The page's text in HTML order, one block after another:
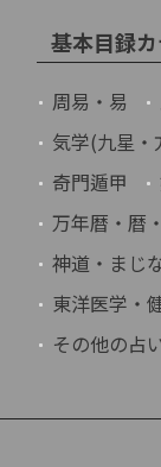
基本目録
周易・易
気学(九星・
奇門遁甲
万年暦・暦
神道・まじ
東洋医学・
その他の占